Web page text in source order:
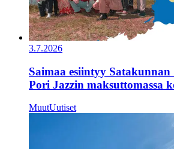
3.7.2026
Saimaa esiintyy
Pori Jazzin maksuttomassa
MuutUutiset